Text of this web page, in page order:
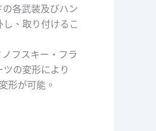
各武装及びハン
、取り付けるこ
フスキー・フラ
の変形により
形が可能。